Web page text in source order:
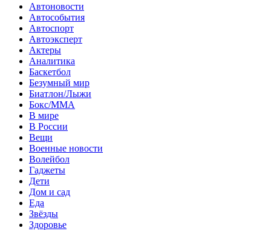
Автоновости
Автособытия
Автоспорт
Автоэксперт
Актеры
Аналитика
Баскетбол
Безумный мир
Биатлон/Лыжи
Бокс/MMA
В мире
В России
Вещи
Военные новости
Волейбол
Гаджеты
Дети
Дом и сад
Еда
Звёзды
Здоровье